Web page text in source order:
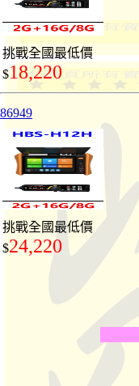
挑戰全國最低價
$18,220
86949
挑戰全國最低價
$24,220